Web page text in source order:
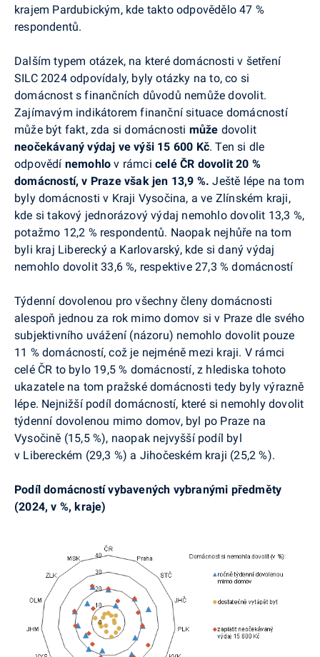
krajem Pardubickým, kde takto odpovědělo 47 %
respondentů.
Dalším typem otázek, na které domácnosti v šetření
SILC 2024 odpovídaly, byly otázky na to, co si
domácnost s finančních důvodů nemůže dovolit.
Zajímavým indikátorem finanční situace domácností
může být fakt, zda si domácnosti může dovolit
neočekávaný výdaj ve výši 15 600 Kč. Ten si dle
odpovědí nemohlo v rámcicelé ČR dovolit 20 %
domácností, v Praze však jen 13,9 %.Ještě lépe na tom
byly domácnosti v Kraji Vysočina, a ve Zlínském kraji,
kde si takový jednorázový výdaj nemohlo dovolit 13,3 %,
potažmo 12,2 % respondentů. Naopak nejhůře na tom
byli kraj Liberecký a Karlovarský, kde si daný výdaj
nemohlo dovolit 33,6 %, respektive 27,3 % domácností
Týdenní dovolenou pro všechny členy domácnosti
alespoň jednou za rok mimo domov si v Praze dle svého
subjektivního uvážení (názoru) nemohlo dovolit pouze
11 % domácností, což je nejméně mezi kraji. V rámci
celé ČR to bylo 19,5 % domácností, z hlediska tohoto
ukazatele na tom pražské domácnosti tedy byly výrazně
lépe. Nejnižší podíl domácností, které si nemohly dovolit
týdenní dovolenou mimo domov, byl po Praze na
Vysočině (15,5 %), naopak nejvyšší podíl byl
v Libereckém (29,3 %) a Jihočeském kraji (25,2 %).
Podíl domácností vybavených vybranými předměty
(2024, v %, kraje)